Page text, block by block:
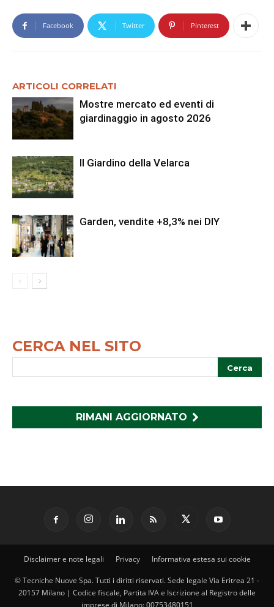
Facebook Twitter Pinterest
ARTICOLI CORRELATI
Mostre mercato ed eventi di
giardinaggio in agosto 2026
Il Giardino della Velarca
Garden, vendite +8,3% nei DIY
CERCA NEL SITO
RIMANI AGGIORNATO
Disclaimer e note legali Privacy Informativa estesa sui cookie
© Tecniche Nuove Spa. Tutti i diritti riservati. Sede legale Via Eritrea 21 -
20157 Milano | Codice fiscale, Partita IVA e Iscrizione al Registro delle
imprese di Milano: 00753480151